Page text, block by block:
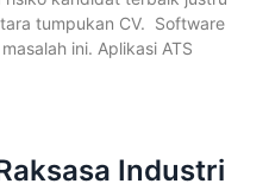
tumpukan CV. Software
ini. Aplikasi ATS
Industri